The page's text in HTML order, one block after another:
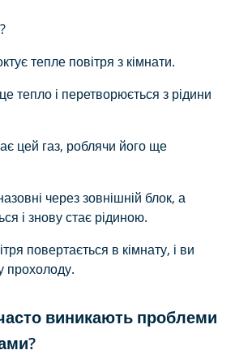
тепле повітря з кімнати.
тепло і перетворюється з рідини
цей газ, роблячи його ще
через зовнішній блок, а
і знову стає рідиною.
повертається в кімнату, і ви
прохолоду.
виникають проблеми